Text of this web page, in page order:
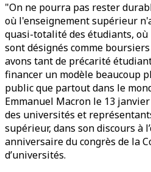
"On ne pourra pas rester
où l'enseignement supérieur
quasi-totalité des étudiants,
sont désignés comme
avons tant de précarité
financer un modèle beaucoup
public que partout dans le
Emmanuel Macron le 13
des universités et
supérieur, dans son discours à
anniversaire du congrès de la
d’universités.